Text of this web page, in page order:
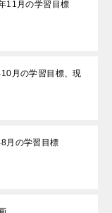
11月の学習目標
月の学習目標、現
月の学習目標